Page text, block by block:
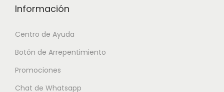
Información
Centro de Ayuda
Botón de Arrepentimiento
Promociones
Chat de Whatsapp